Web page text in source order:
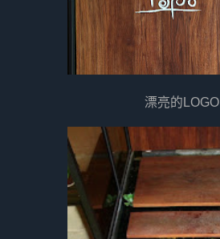
漂亮的LOGO